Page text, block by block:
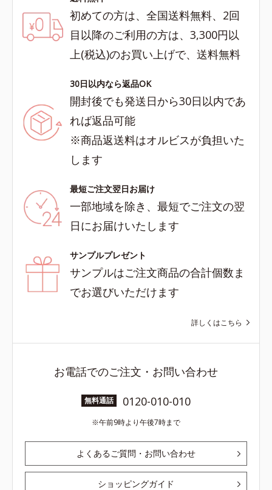
初めての方は、全国送料無料、2回
目以降のご利用の方は、3,300円以
上(税込)のお買い上げで、送料無料
30日以内なら返品OK
開封後でも発送日から30日以内であ
れば返品可能
※商品返送料はオルビスが負担いた
します
最短ご注文翌日お届け
一部地域を除き、最短でご注文の翌
日にお届けいたします
サンプルプレゼント
サンプルはご注文商品の合計個数ま
でお選びいただけます
詳しくはこちら
お電話でのご注文・お問い合わせ
無料通話 0120-010-010
午前9時より午後7時まで
よくあるご質問・お問い合わせ
ショッピングガイド